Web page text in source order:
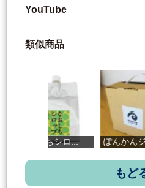
YouTube
類似商品
なおしちシロ... ぽんかんジ
もど